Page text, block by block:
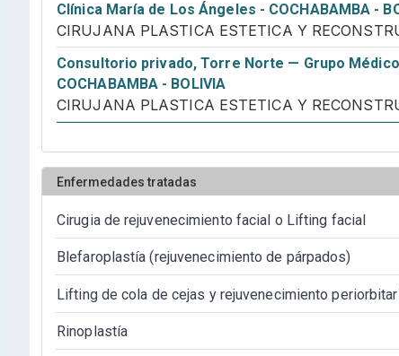
Clínica María de Los Ángeles - COCHABAMBA -
CIRUJANA PLASTICA ESTETICA Y
Consultorio privado, Torre Norte — Grupo
COCHABAMBA - BOLIVIA
CIRUJANA PLASTICA ESTETICA Y
Enfermedades tratadas
Cirugia de rejuvenecimiento facial o Lifting facial
Blefaroplastía (rejuvenecimiento de párpados)
Lifting de cola de cejas y rejuvenecimiento
Rinoplastía